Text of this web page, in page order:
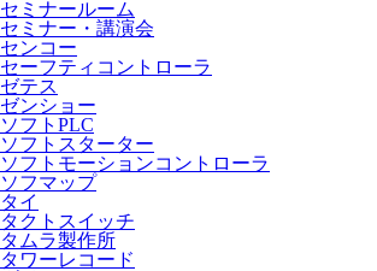
セミナールーム
セミナー・講演会
センコー
セーフティコントローラ
ゼテス
ゼンショー
ソフトPLC
ソフトスターター
ソフトモーションコントローラ
ソフマップ
タイ
タクトスイッチ
タムラ製作所
タワーレコード